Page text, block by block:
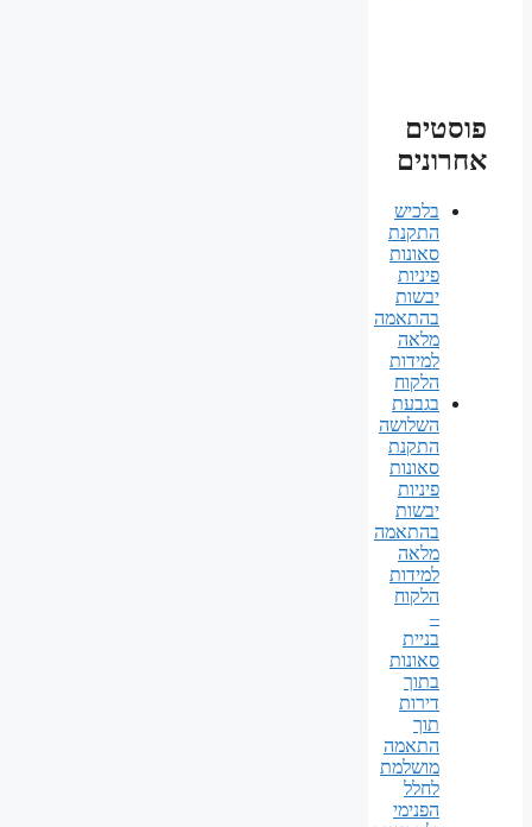
פוסטים
אחרונים
בלכיש
התקנת
סאונות
פיניות
יבשות
בהתאמה
מלאה
למידות
הלקוח
בגבעת
השלושה
התקנת
סאונות
פיניות
יבשות
בהתאמה
מלאה
למידות
הלקוח
–
בניית
סאונות
בתוך
דירות
תוך
התאמה
מושלמת
לחלל
הפנימי